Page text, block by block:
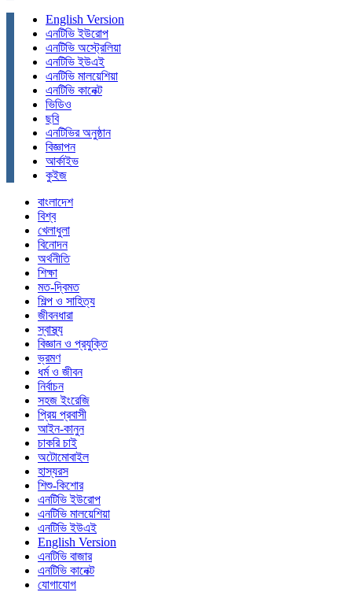
English Version
এনটিভি ইউরোপ
এনটিভি অস্ট্রেলিয়া
এনটিভি ইউএই
এনটিভি মালয়েশিয়া
এনটিভি কানেক্ট
ভিডিও
ছবি
এনটিভির অনুষ্ঠান
বিজ্ঞাপন
আর্কাইভ
কুইজ
বাংলাদেশ
বিশ্ব
খেলাধুলা
বিনোদন
অর্থনীতি
শিক্ষা
মত-দ্বিমত
শিল্প ও সাহিত্য
জীবনধারা
স্বাস্থ্য
বিজ্ঞান ও প্রযুক্তি
ভ্রমণ
ধর্ম ও জীবন
নির্বাচন
সহজ ইংরেজি
প্রিয় প্রবাসী
আইন-কানুন
চাকরি চাই
অটোমোবাইল
হাস্যরস
শিশু-কিশোর
এনটিভি ইউরোপ
এনটিভি মালয়েশিয়া
এনটিভি ইউএই
English Version
এনটিভি বাজার
এনটিভি কানেক্ট
যোগাযোগ